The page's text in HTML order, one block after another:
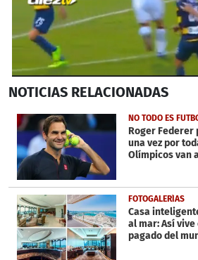
seconds
43
seconds
NOTICIAS RELACIONADAS
NO TODO ES
Roger Federer
una vez por
Olímpicos van
FOTOGALERÍAS
Casa
al mar: Así
pagado del